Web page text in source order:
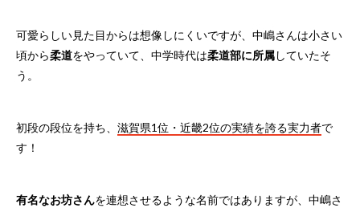
可愛らしい見た目からは想像しにくいですが、中嶋さんは小さい
頃から柔道をやっていて、中学時代は柔道部に所属していたそ
う。
初段の段位を持ち、 滋賀県1位・近畿2位の実績を誇る実力者で
す！
有名なお坊さんを連想させるような名前ではありますが、中嶋さ